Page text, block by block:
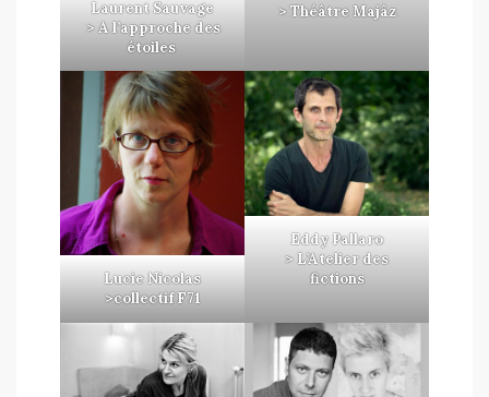
Laurent Sauvage
> A l’approche des
étoiles
> Théâtre Majâz
Lucie Nicolas
>collectif F71
Eddy Pallaro
>L’Atelier des
fictions